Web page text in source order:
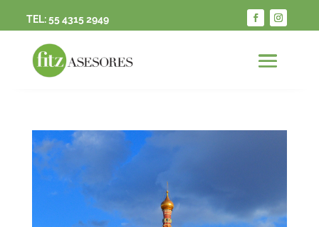
TEL:55 4315 2949